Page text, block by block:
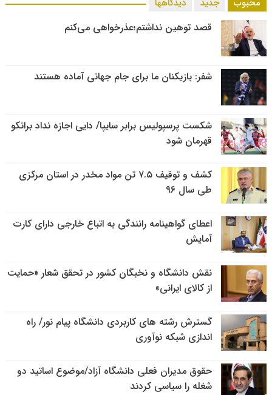
محبوب جدید دیدگاهها
قصد توهین نداشتم؛عذرخواهی می‌کنم
شفر: بازیکنان ما برای جام جهانی آماده هستند
شکست پرسپولیس برابر سایپا/ دایی اجازه نداد برانکو
قهرمان شود
کشف و توقیف ۷.۵ تن مواد مخدر در استان مرکزی
طی سال ۹۶
اعطای گواهینامه رانندگی به اتباع خارجی دارای کارت
آمایش
نقش دانشگاه و نخبگان کشور در تحقق شعار «حمایت
از کالای ایرانی»
گسترش رشته های کاربردی دانشگاه پیام نور/ راه
اندازی شبکه نوآوری
حقوق مدیران فعلی دانشگاه آزاد/موضوع اساتید دو
شغله را سیاسی کردند